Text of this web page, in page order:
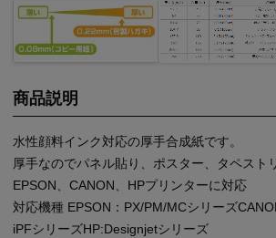
商品説明
水性顔料インク対応の厚手合成紙です。
厚手なのでパネル貼り、ポスター、タペスト
EPSON、CANON、HPプリンターに対応
対応機種 EPSON：PX/PM/MCシリーズ
iPFシリーズHP:Designjetシリーズ